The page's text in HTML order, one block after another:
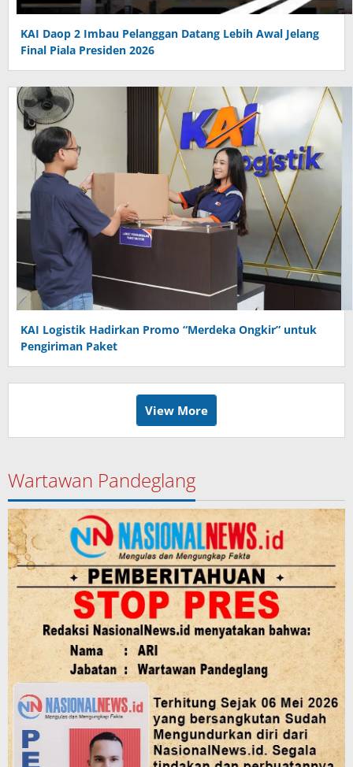
KAI Daop 2 Imbau Pelanggan Datang Lebih Awal Jelang
Final Piala Presiden 2026
KAI Logistik Hadirkan Promo “Merdeka Ongkir” untuk
Pengiriman Paket
View More
Wartawan Pandeglang